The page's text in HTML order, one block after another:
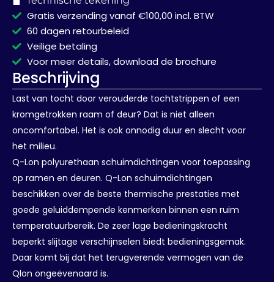
Gratis verzending vanaf €100,00 incl. BTW
60 dagen retourbeleid
Veilige betaling
Voor meer details, download de brochure
Beschrijving
Last van tocht door verouderde tochtstrippen of een
kromgetrokken raam of deur? Dat is niet alleen
oncomfortabel. Het is ook onnodig duur en slecht voor
het milieu.
Q-Lon polyurethaan schuimdichtingen voor toepassing
op ramen en deuren. Q-Lon schuimdichtingen
beschikken over de beste thermische prestaties met
goede geluiddempende kenmerken binnen een ruim
temperatuurbereik. De zeer lage bedieningskracht
beperkt slijtage verschijnselen biedt bedieningsgemak.
Daar komt bij dat het terugverende vermogen van de
Qlon ongeëvenaard is.